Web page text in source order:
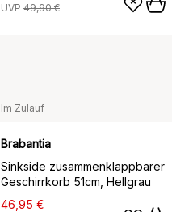
UVP 49,90 €
Im Zulauf
Brabantia
Sinkside zusammenklappbarer
Geschirrkorb 51cm, Hellgrau
46,95 €